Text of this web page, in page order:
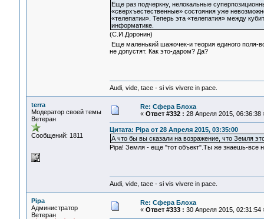
Еще раз подчеркну, нелокальные
«сверхъестественные» состояния уже
«телепатии». Теперь эта «телепатия» между
информатике.
(С.И.Доронин)
Еще маленький шажочек-и теория единого поля-
не допустят. Как это-даром? Да?
Audi, vide, tace - si vis vivere in pace.
terra
Модератор своей темы
Ветеран
Сообщений: 1811
Re: Сфера Блоха
« Ответ #332 : 28 Апреля 2015, 06:36:38
Цитата: Pipa от 28 Апреля 2015, 03:35:00
А что бы вы сказали на возражение, что Земля
Pipa! Земля - еще "тот объект".Ты же знаешь-все
Audi, vide, tace - si vis vivere in pace.
Pipa
Администратор
Ветеран
Re: Сфера Блоха
« Ответ #333 : 30 Апреля 2015, 02:31:54